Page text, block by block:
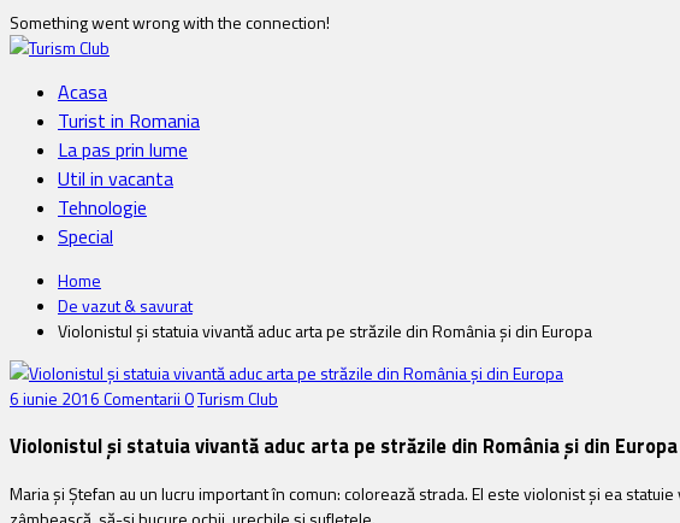
Something went wrong with the connection!
Acasa
Turist in Romania
La pas prin lume
Util in vacanta
Tehnologie
Special
Home
De vazut & savurat
Violonistul și statuia vivantă aduc arta pe străzile din România și din Europa
6 iunie 2016Comentarii 0Turism Club
Violonistul și statuia vivantă aduc arta pe străzile din România și din Europa
Maria și Ștefan au un lucru important în comun: colorează strada. El este violonist și ea